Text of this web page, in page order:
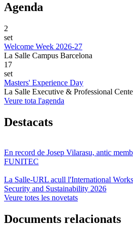
Agenda
2
set
Welcome Week 2026-27
La Salle Campus Barcelona
17
set
Masters' Experience Day
La Salle Executive & Professional
Veure tota l'agenda
Destacats
En record de Josep Vilarasu, antic
FUNITEC
La Salle-URL acull l'International
Security and Sustainability 2026
Veure totes les novetats
Documents relacionats